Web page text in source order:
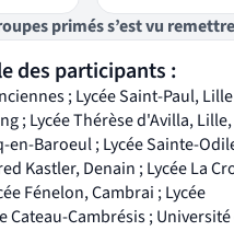
primés s’est vu
des participants :
; Lycée Saint-Paul,
; Lycée Thérèse d'Avilla, Lille,
en-Baroeul ; Lycée Sainte-
Kastler, Denain ; Lycée La
Fénelon, Cambrai ; Lycée
Cateau-Cambrésis ;